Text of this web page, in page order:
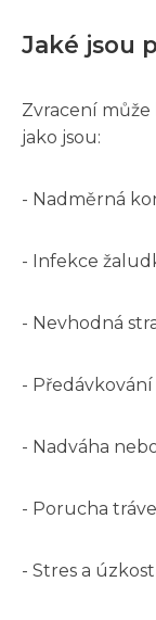
Jaké jsou
Zvracení
jako jsou:
- Nadměrná
- Infekce
- Nevhodná
-
- Nadváha
- Porucha
- Stres a úzkost